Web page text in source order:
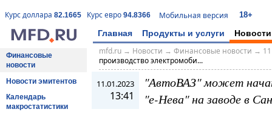
Курс доллара 82.1665 Курс евро 94.8366 Мобильная версия 18+
Главная Продукты и услуги Новости
Финансовые
новости
Новости эмитентов
Календарь
макростатистики
mfd.ru→ Новости → Финансовые новости →
производство электромоби...
11.01.2023
13:41
"АвтоВАЗ" может
"е-Нева" на заводе в